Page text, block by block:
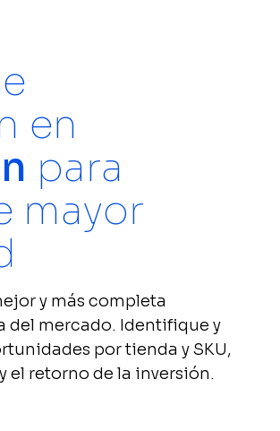
herramienta del
ventas y rentabilidad con
gestión de inventarios.
en
para
mayor
y más completa
mercado. Identifique y
por tienda y SKU,
el retorno de la inversión.